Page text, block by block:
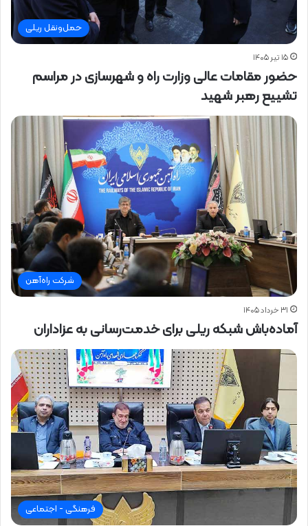
حمل‌ونقل ریلی
۱۵ تیر ۱۴۰۵
حضور مقامات عالی وزارت راه و شهرسازی در مراسم
تشییع رهبر شهید
شرکت راه‌آهن
۳۱ خرداد ۱۴۰۵
آماده‌باش شبکه ریلی برای خدمت‌رسانی به عزاداران
فرهنگی - اجتماعی